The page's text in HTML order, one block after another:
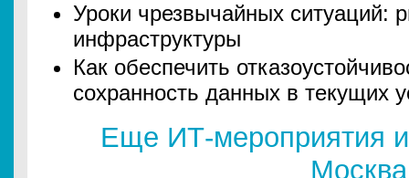
Уроки чрезвычайных ситуаций:
инфраструктуры
Как обеспечить
сохранность данных в текущих
Еще ИТ-мероприятия
Москва